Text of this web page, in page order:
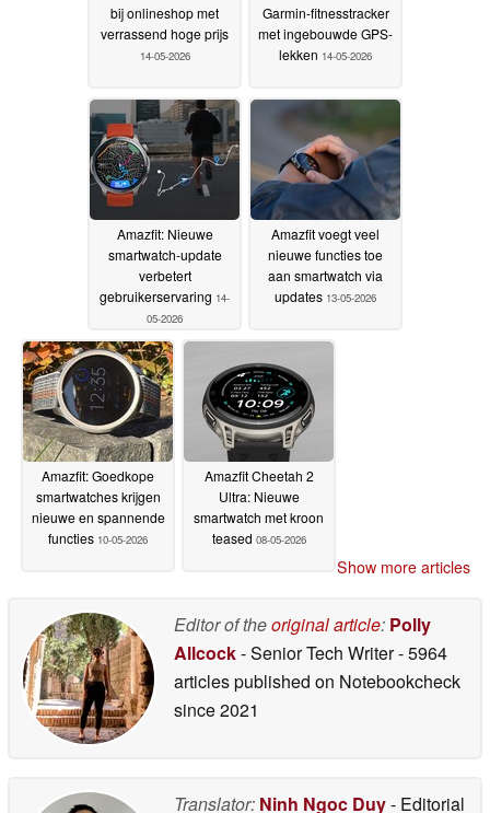
bij onlineshop met
verrassend hoge prijs
14-05-2026
Garmin-fitnesstracker
met ingebouwde GPS-
lekken 14-05-2026
Amazfit: Nieuwe
smartwatch-update
verbetert
gebruikerservaring 14-
05-2026
Amazfit voegt veel
nieuwe functies toe
aan smartwatch via
updates 13-05-2026
Amazfit: Goedkope
smartwatches krijgen
nieuwe en spannende
functies 10-05-2026
Amazfit Cheetah 2
Ultra: Nieuwe
smartwatch met kroon
teased 08-05-2026
Show more articles
Editor of theoriginal article: Polly
Allcock- Senior Tech Writer- 5964
articles published on Notebookcheck
since 2021
Translator: Ninh Ngoc Duy- Editorial